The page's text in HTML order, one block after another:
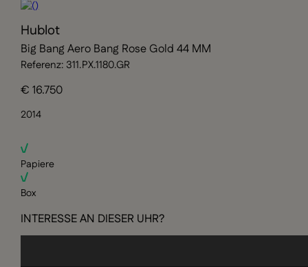
Hublot
Big Bang Aero Bang Rose Gold 44 MM
Referenz: 311.PX.1180.GR
€ 16.750
2014
Papiere
Box
INTERESSE AN DIESER UHR?